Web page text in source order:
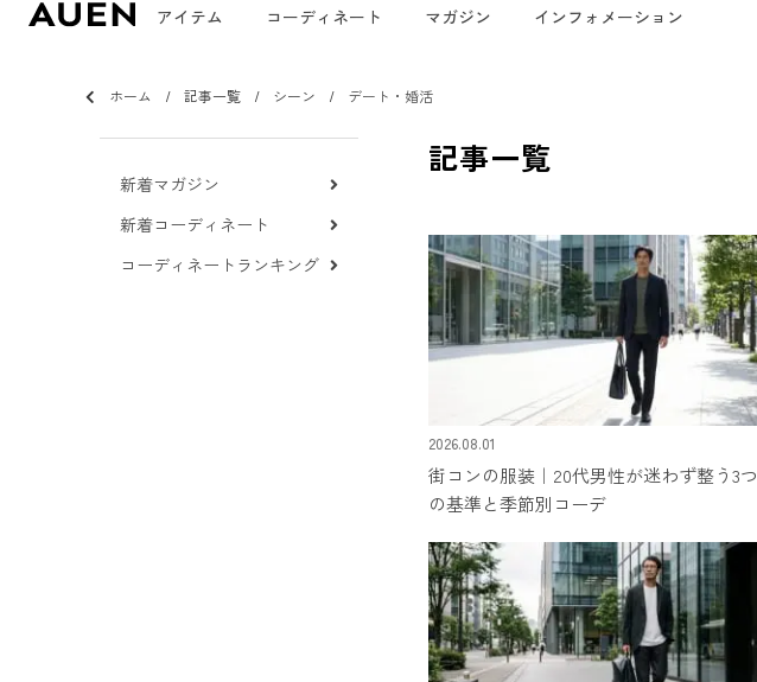
アイテム コーディネート マガジン インフォメーション
ホーム 記事一覧 シーン デート・婚活
新着マガジン
新着コーディネート
コーディネートランキング
記事一覧
2026.08.01
街コンの服装｜20代男性が迷わず整う3つ
の基準と季節別コーデ